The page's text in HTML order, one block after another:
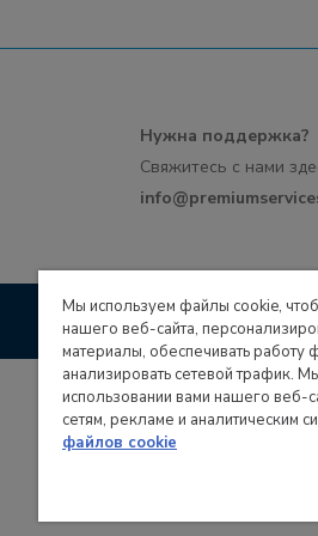
Нужна поддержка?
Свяжитесь с нами
Candy Hoover
юридический
в размере €
Мы используем файлы cookie,
нашего веб-сайта,
материалы, обеспечивать работу
анализировать сетевой трафик.
использовании вами нашего веб-
сетям, рекламе и аналитическим
файлов cookie